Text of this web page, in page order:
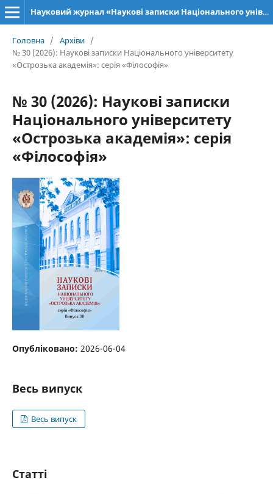
Науковий журнал «Наукові записки Національного університету «Острозька академія»: серія «Філософія»
Головна / Архіви /
№ 30 (2026): Наукові записки Національного університету
«Острозька академія»: серія «Філософія»
№ 30 (2026): Наукові записки
Національного університету
«Острозька академія»: серія
«Філософія»
Опубліковано: 2026-06-04
Весь випуск
Весь випуск
Статті